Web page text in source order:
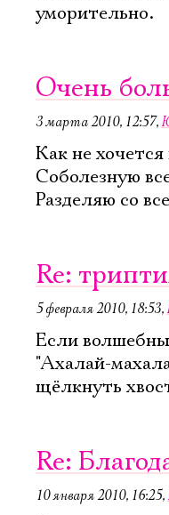
уморительно.
Очень
3 марта 2010, 12:57,
Как не хочется
Соболезную
Разделяю со
Re:
5 февраля 2010, 18:53,
Если
"Ахалай-
щёлкнуть
Re:
10 января 2010, 16:25,